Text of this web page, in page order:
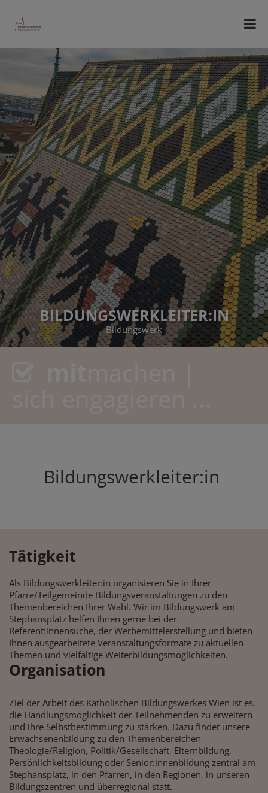
BILDUNGSWERKLEITER:IN
Bildungswerk
Bildungswerkleiter:in
Tätigkeit
Als Bildungswerkleiter:in organisieren Sie in Ihrer
Pfarre/Teilgemeinde Bildungsveranstaltungen zu den
Themenbereichen Ihrer Wahl. Wir im Bildungswerk am
Stephansplatz helfen Ihnen gerne bei der
Referent:innensuche, der Werbemittelerstellung und bieten
Ihnen ausgearbeitete Veranstaltungsformate zu aktuellen
Themen und vielfältige Weiterbildungsmöglichkeiten.
Organisation
Ziel der Arbeit des Katholischen Bildungswerkes Wien ist es,
die Handlungsmöglichkeit der Teilnehmenden zu erweitern
und ihre Selbstbestimmung zu stärken. Dazu findet unsere
Erwachsenenbildung zu den Themenbereichen
Theologie/Religion, Politik/Gesellschaft, Elternbildung,
Persönlichkeitsbildung oder Senior:innenbildung zentral am
Stephansplatz, in den Pfarren, in den Regionen, in unseren
Bildungszentren und überregional statt.